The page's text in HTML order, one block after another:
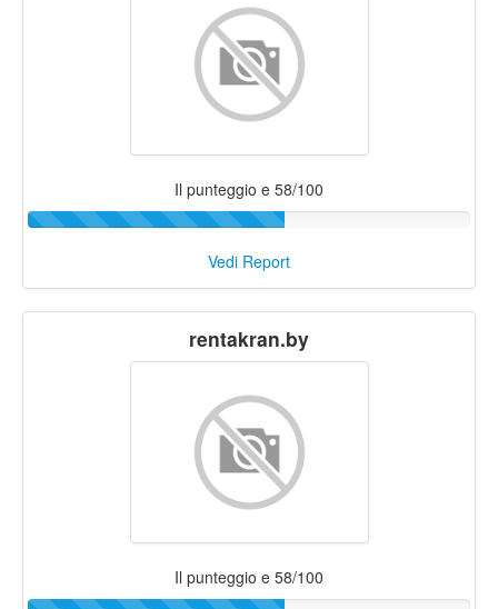
Il punteggio e 58/100
Vedi Report
rentakran.by
Il punteggio e 58/100